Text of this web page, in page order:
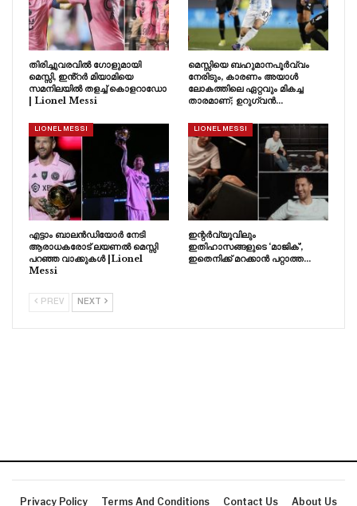
തിരിച്ചുവരവിൽ ഗോളുമായി
മെസ്സി, ഇൻ്റർ മിയാമിയെ
സമനിലയിൽ തളച്ച് കൊളറാഡോ
| Lionel Messi
മെസ്സിയെ ബഹുമാനപൂർവ്വം
നേരിടും, കാരണം അയാൾ
ലോകത്തിലെ ഏറ്റവും മികച്ച
താരമാണ്; ഉറുഗ്വൻ…
LIONEL MESSI
എട്ടാം ബാലൻഡിയോർ നേടി
ആരാധകരോട് ലയണൽ മെസ്സി
പറഞ്ഞ വാക്കുകൾ |Lionel
Messi
LIONEL MESSI
ഇന്റർവ്യൂവിലും
ഇതിഹാസങ്ങളുടെ ‘മാജിക്’,
ഇതെനിക്ക് മറക്കാൻ പറ്റാത്ത…
PREV NEXT
Privacy Policy Terms And Conditions Contact Us About Us